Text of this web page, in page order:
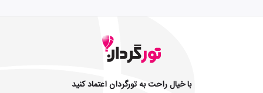
با خیال راحت به تورگردان اعتماد کنید